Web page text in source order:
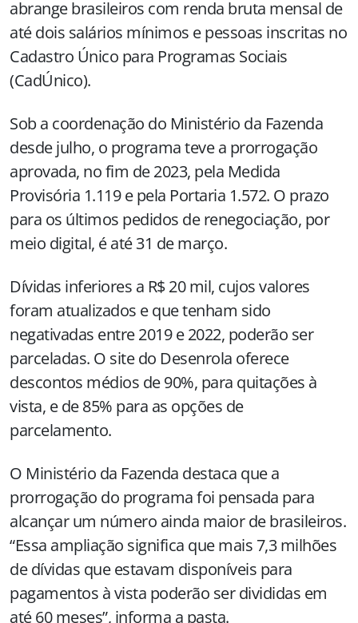
abrange brasileiros com renda bruta mensal de
até dois salários mínimos e pessoas inscritas no
Cadastro Único para Programas Sociais
(CadÚnico).
Sob a coordenação do Ministério da Fazenda
desde julho, o programa teve a prorrogação
aprovada, no fim de 2023, pela Medida
Provisória 1.119 e pela Portaria 1.572. O prazo
para os últimos pedidos de renegociação, por
meio digital, é até 31 de março.
Dívidas inferiores a R$ 20 mil, cujos valores
foram atualizados e que tenham sido
negativadas entre 2019 e 2022, poderão ser
parceladas. O site do Desenrola oferece
descontos médios de 90%, para quitações à
vista, e de 85% para as opções de
parcelamento.
O Ministério da Fazenda destaca que a
prorrogação do programa foi pensada para
alcançar um número ainda maior de brasileiros.
“Essa ampliação significa que mais 7,3 milhões
de dívidas que estavam disponíveis para
pagamentos à vista poderão ser divididas em
até 60 meses”, informa a pasta.